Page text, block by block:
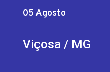
05 Agosto
Viçosa / MG